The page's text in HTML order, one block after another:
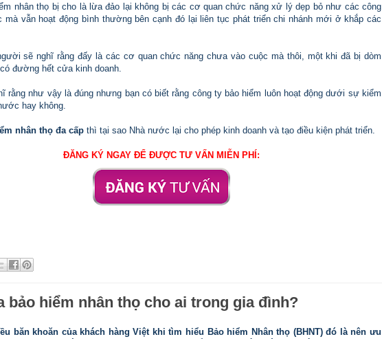
nhân thọ bị cho là lừa đảo lại không bị các cơ quan chức năng xử lý dẹp bỏ như các công
mà vẫn hoạt động bình thường bên cạnh đó lại liên tục phát triển chi nhánh mới ở khắp các
sẽ nghĩ rằng đấy là các cơ quan chức năng chưa vào cuộc mà thôi, một khi đã bị dòm
đường hết cửa kinh doanh.
rằng như vậy là đúng nhưng bạn có biết rằng công ty bảo hiểm luôn hoạt động dưới sự kiểm
hay không.
nhân thọ đa cấp thì tại sao Nhà nước lại cho phép kinh doanh và tạo điều kiện phát triển.
ĐĂNG KÝ NGAY ĐỂ ĐƯỢC TƯ VẤN MIỄN PHÍ:
bảo hiểm nhân thọ cho ai trong gia đình?
băn khoăn của khách hàng Việt khi tìm hiểu Bảo hiểm Nhân thọ (BHNT) đó là nên ưu